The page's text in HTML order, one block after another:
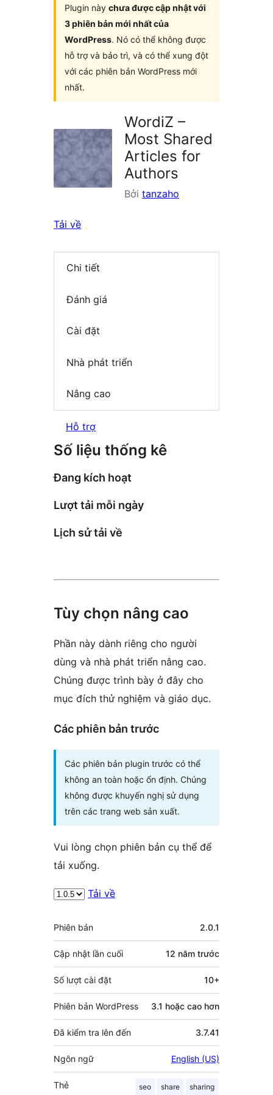
Plugin này chưa được cập nhật với
3 phiên bản mới nhất của
WordPress. Nó có thể không được
hỗ trợ và bảo trì, và có thể xung đột
với các phiên bản WordPress mới
nhất.
WordiZ –
Most Shared
Articles for
Authors
Bởi tanzaho
Tải về
Chi tiết
Đánh giá
Cài đặt
Nhà phát triển
Nâng cao
Hỗ trợ
Số liệu thống kê
Đang kích hoạt
Lượt tải mỗi ngày
Lịch sử tải về
Tùy chọn nâng cao
Phần này dành riêng cho người
dùng và nhà phát triển nâng cao.
Chúng được trình bày ở đây cho
mục đích thử nghiệm và giáo dục.
Các phiên bản trước
Các phiên bản plugin trước có thể
không an toàn hoặc ổn định. Chúng
không được khuyến nghị sử dụng
trên các trang web sản xuất.
Vui lòng chọn phiên bản cụ thể để
tải xuống.
Tải về
Meta
Phiên bản 2.0.1
Cập nhật lần cuối 12 năm trước
Số lượt cài đặt 10+
Phiên bản WordPress 3.1 hoặc cao hơn
Đã kiểm tra lên đến 3.7.41
Ngôn ngữ English (US)
Thẻ seo share sharing